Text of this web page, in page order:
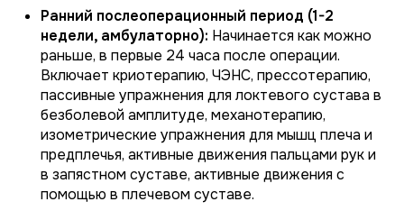
Ранний послеоперационный период (1-2
недели, амбулаторно): Начинается как можно
раньше, в первые 24 часа после операции.
Включает криотерапию, ЧЭНС, прессотерапию,
пассивные упражнения для локтевого сустава в
безболевой амплитуде, механотерапию,
изометрические упражнения для мышц плеча и
предплечья, активные движения пальцами рук и
в запястном суставе, активные движения с
помощью в плечевом суставе.